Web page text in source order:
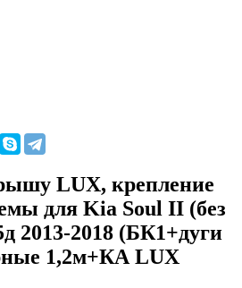
LUX, крепление
для Kia Soul II (без
2013-2018 (БК1+дуги
1,2м+КА LUX